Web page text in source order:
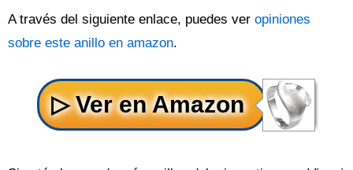
A través del siguiente enlace, puedes ver opiniones
sobre este anillo en amazon.